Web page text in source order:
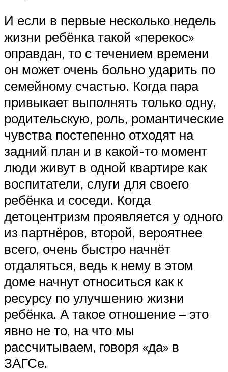
И если в первые несколько недель
жизни ребёнка такой «перекос»
оправдан, то с течением времени
он может очень больно ударить по
семейному счастью. Когда пара
привыкает выполнять только одну,
родительскую, роль, романтические
чувства постепенно отходят на
задний план и в какой-то момент
люди живут в одной квартире как
воспитатели, слуги для своего
ребёнка и соседи. Когда
детоцентризм проявляется у одного
из партнёров, второй, вероятнее
всего, очень быстро начнёт
отдаляться, ведь к нему в этом
доме начнут относиться как к
ресурсу по улучшению жизни
ребёнка. А такое отношение – это
явно не то, на что мы
рассчитываем, говоря «да» в
ЗАГСе.